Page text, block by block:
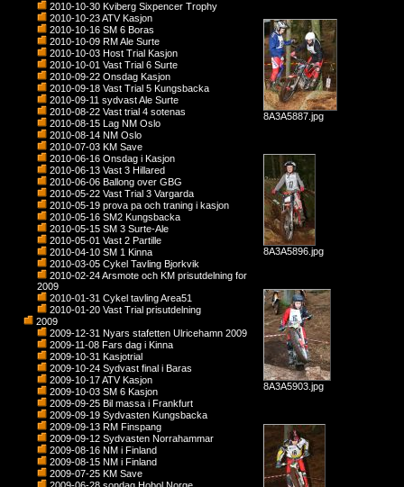
2010-10-30 Kviberg Sixpencer Trophy
2010-10-23 ATV Kasjon
2010-10-16 SM 6 Boras
2010-10-09 RM Ale Surte
2010-10-03 Host Trial Kasjon
2010-10-01 Vast Trial 6 Surte
2010-09-22 Onsdag Kasjon
2010-09-18 Vast Trial 5 Kungsbacka
2010-09-11 sydvast Ale Surte
2010-08-22 Vast trial 4 sotenas
2010-08-15 Lag NM Oslo
2010-08-14 NM Oslo
2010-07-03 KM Save
2010-06-16 Onsdag i Kasjon
2010-06-13 Vast 3 Hillared
2010-06-06 Ballong over GBG
2010-05-22 Vast Trial 3 Vargarda
2010-05-19 prova pa och traning i kasjon
2010-05-16 SM2 Kungsbacka
2010-05-15 SM 3 Surte-Ale
2010-05-01 Vast 2 Partille
2010-04-10 SM 1 Kinna
2010-03-05 Cykel Tavling Bjorkvik
2010-02-24 Arsmote och KM prisutdelning for
2009
2010-01-31 Cykel tavling Area51
2010-01-20 Vast Trial prisutdelning
2009
2009-12-31 Nyars stafetten Ulricehamn 2009
2009-11-08 Fars dag i Kinna
2009-10-31 Kasjotrial
2009-10-24 Sydvast final i Baras
2009-10-17 ATV Kasjon
2009-10-03 SM 6 Kasjon
2009-09-25 Bil massa i Frankfurt
2009-09-19 Sydvasten Kungsbacka
2009-09-13 RM Finspang
2009-09-12 Sydvasten Norrahammar
2009-08-16 NM i Finland
2009-08-15 NM i Finland
2009-07-25 KM Save
8A3A5887.jpg
8A3A5896.jpg
8A3A5903.jpg